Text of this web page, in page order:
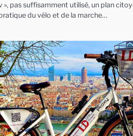
», pas suffisamment utilisé, un plan
du vélo et de la marche…